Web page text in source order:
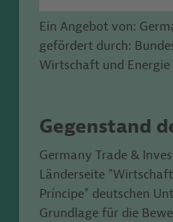
Ein Angebot von:
gefördert durch:
Wirtschaft und Energie
Gegenstand
Germany Trade &
Länderseite
Príncipe" deutschen
Grundlage für die